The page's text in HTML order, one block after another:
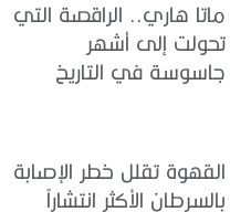
ماتا هاري.. الراقصة التي
تحولت إلى أشهر
جاسوسة في التاريخ
القهوة تقلل خطر الإصابة
بالسرطان الأكثر انتشاراً